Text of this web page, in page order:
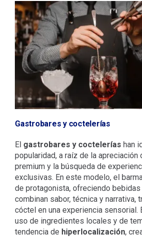
Gastrobares y coctelerías
El gastrobares y coctelerías han
popularidad, a raíz de la apreciación
premium y la búsqueda de
exclusivas. En este modelo, el
de protagonista, ofreciendo
combinan sabor, técnica y narrativa,
cóctel en una experiencia sensorial.
uso de ingredientes locales y de
tendencia de hiperlocalización,